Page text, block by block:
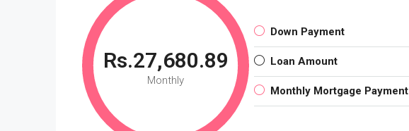
Rs.27,680.89
Monthly
Down Payment
Loan Amount
Monthly Mortgage Payment